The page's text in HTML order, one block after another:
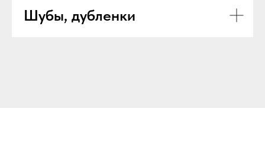
Шубы, дубленки